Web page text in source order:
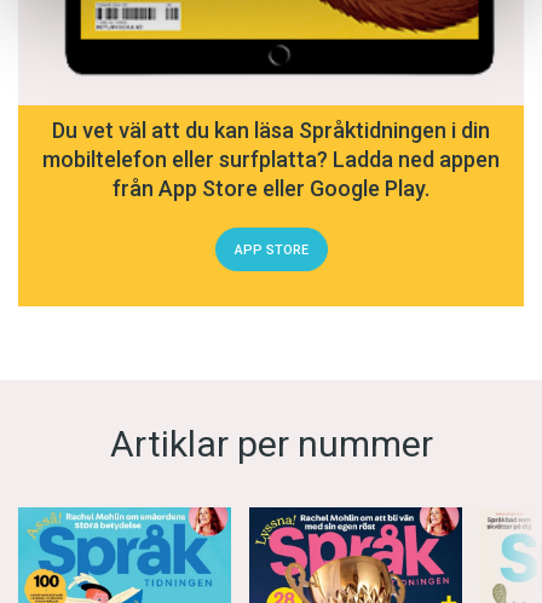
Du vet väl att du kan läsa Språktidningen i din
mobiltelefon eller surfplatta? Ladda ned appen
från App Store eller Google Play.
APP STORE
Artiklar per nummer